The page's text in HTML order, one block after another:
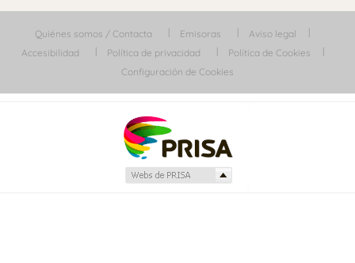
Quiénes somos / Contacta Emisoras
Aviso legal
Accesibilidad
Política de privacidad
Política de Cookies
Configuración de Cookies